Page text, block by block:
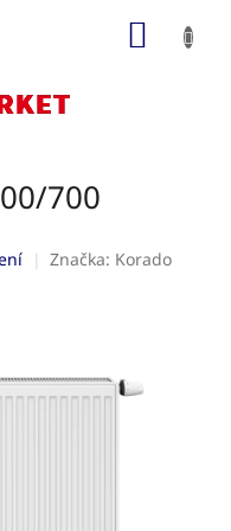
700
Značka: Korado